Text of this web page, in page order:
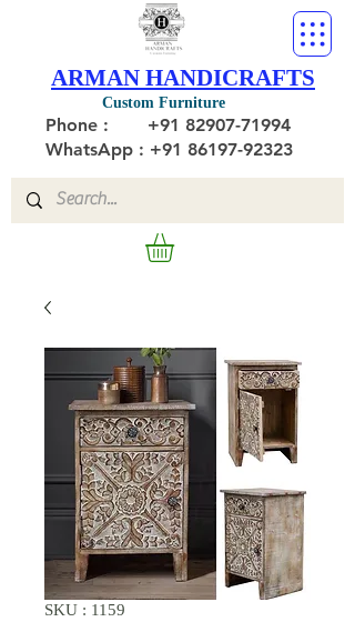
Custom Furniture
ARMAN HANDICRAFTS
Phone : +91 82907-71994
WhatsApp : +91 86197-92323
SKU : 1159